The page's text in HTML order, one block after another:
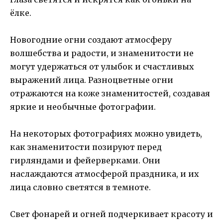
ёлке.
Новогодние огни создают атмосферу
волшебства и радости, и знаменитости не
могут удержаться от улыбок и счастливых
выражений лица. Разноцветные огни
отражаются на коже знаменитостей, создавая
яркие и необычные фотографии.
На некоторых фотографиях можно увидеть,
как знаменитости позируют перед
гирляндами и фейерверками. Они
наслаждаются атмосферой праздника, и их
лица словно светятся в темноте.
Свет фонарей и огней подчеркивает красоту и